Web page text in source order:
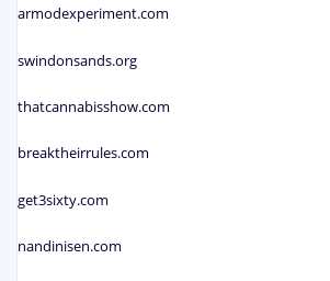
armodexperiment.com
swindonsands.org
thatcannabisshow.com
breaktheirrules.com
get3sixty.com
nandinisen.com